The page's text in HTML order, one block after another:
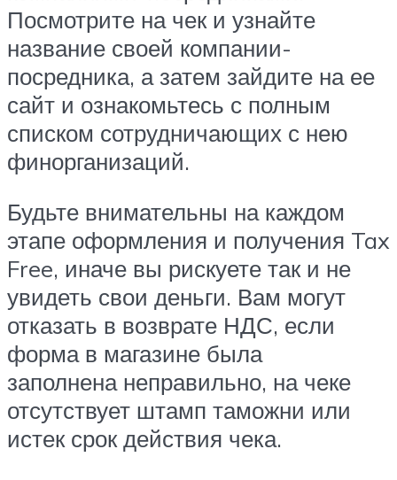
Посмотрите на чек и узнайте
название своей компании-
посредника, а затем зайдите на ее
сайт и ознакомьтесь с полным
списком сотрудничающих с нею
финорганизаций.
Будьте внимательны на каждом
этапе оформления и получения Tax
Free, иначе вы рискуете так и не
увидеть свои деньги. Вам могут
отказать в возврате НДС, если
форма в магазине была
заполнена неправильно, на чеке
отсутствует штамп таможни или
истек срок действия чека.